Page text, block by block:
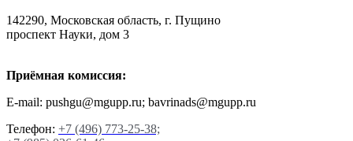
142290, Московская область, г. Пущино
проспект Науки, дом 3
Приёмная комиссия:
E-mail: pushgu@mgupp.ru; bavrinads@mgupp.ru
Телефон: +7 (496) 773-25-38;